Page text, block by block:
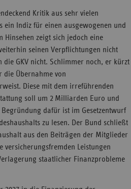
Kritik aus sehr vielen
ein Indiz für einen ausgewogenen und
Hinsehen zeigt sich jedoch eine
seinen Verpflichtungen nicht
GKV nicht. Schlimmer noch, er kürzt
die Übernahme von
Diese mit dem irreführenden
soll um 2 Milliarden Euro und
dafür ist im Gesetzentwurf
zu lesen. Der Bund schließt
aus den Beiträgen der Mitglieder
Leistungen
staatlicher Finanzprobleme